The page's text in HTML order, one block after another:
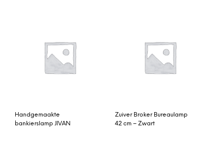
Handgemaakte
bankierslamp JIVAN
Zuiver Broker Bureaulamp
42 cm – Zwart